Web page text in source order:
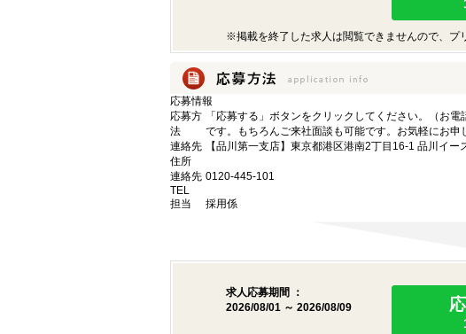
※掲載を終了した求人は閲覧できませんので、プ
応募情報
応募方
法
「応募する」ボタンをクリックしてください。（お
です。もちろんご来社面談も可能です。お気軽にお申
連絡先
住所
【品川第一支店】東京都港区港南2丁目16-1 品川イー
連絡先
TEL
0120-445-101
担当 採用係
求人応募期間 ：
2026/08/01 ～ 2026/08/09